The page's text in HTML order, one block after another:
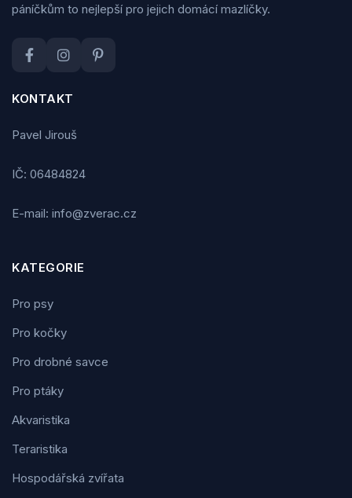
páníčkům to nejlepší pro jejich domácí mazlíčky.
KONTAKT
Pavel Jirouš
IČ: 06484824
E-mail: info@zverac.cz
KATEGORIE
Pro psy
Pro kočky
Pro drobné savce
Pro ptáky
Akvaristika
Teraristika
Hospodářská zvířata